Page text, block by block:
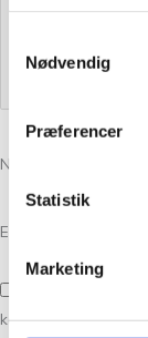
Nødvendig
Præferencer
Statistik
Marketing
Navn
E-mail
Gem mit navn,
kommenterer.